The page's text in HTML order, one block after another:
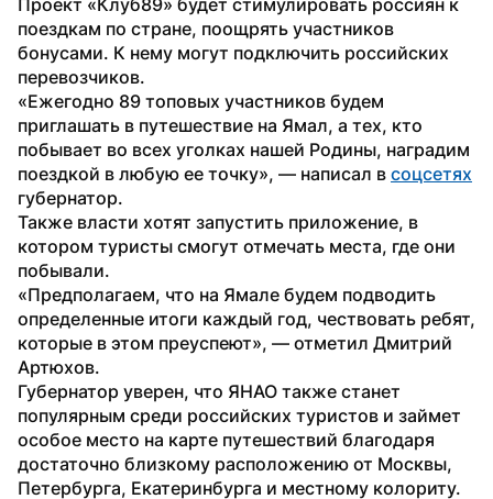
поездкам по стране, поощрять участников
бонусами. К нему могут подключить российских
перевозчиков.
«Ежегодно 89 топовых участников будем
приглашать в путешествие на Ямал, а тех, кто
побывает во всех уголках нашей Родины, наградим
поездкой в любую ее точку», — написал в соцсетях
губернатор.
Также власти хотят запустить приложение, в
котором туристы смогут отмечать места, где они
побывали.
«Предполагаем, что на Ямале будем подводить
определенные итоги каждый год, чествовать ребят,
которые в этом преуспеют», — отметил Дмитрий
Артюхов.
Губернатор уверен, что ЯНАО также станет
популярным среди российских туристов и займет
особое место на карте путешествий благодаря
достаточно близкому расположению от Москвы,
Петербурга, Екатеринбурга и местному колориту.